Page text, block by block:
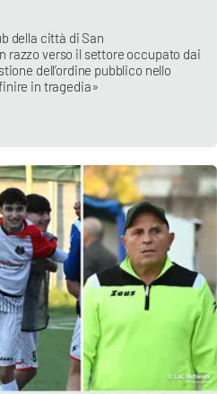
della città di San
razzo verso il settore occupato dai
dell’ordine pubblico nello
in tragedia»